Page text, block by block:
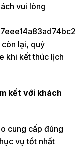
vui lòng
lại, quý
khi kết thúc lịch
kết với khách
cung cấp đúng
vụ tốt nhất